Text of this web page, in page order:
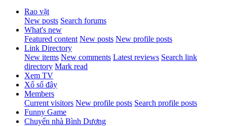
Rao vặt
New posts Search forums
What's new
Featured content New posts New profile posts
Link Directory
New items New comments Latest reviews Search link
directory Mark read
Xem TV
Xổ số đây
Members
Current visitors New profile posts Search profile posts
Funny Game
Chuyển nhà Bình Dương